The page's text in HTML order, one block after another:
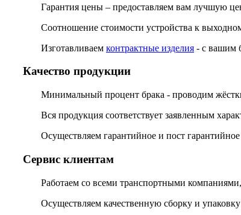
Гарантия цены – предоставляем вам лучшую
Соотношение стоимости устройства к
Изготавливаем контрактные изделия - с вашим
Качество продукции
Минимальный процент брака - проводим
Вся продукция соответствует заявленным
Осуществляем гарантийное и пост
Сервис клиентам
Работаем со всеми транспортными
Осуществляем качественную сборку и